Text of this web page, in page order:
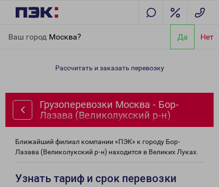
Ваш город Москва? Да Нет
(Великолукский р-н)
Рассчитать и заказать перевозку
Грузоперевозки Москва - Бор-
Лазава (Великолукский р-н)
Ближайший филиал компании «ПЭК» к городу Бор-
Лазава (Великолукский р-н) находится в Великих Луках.
Узнать тариф и срок перевозки